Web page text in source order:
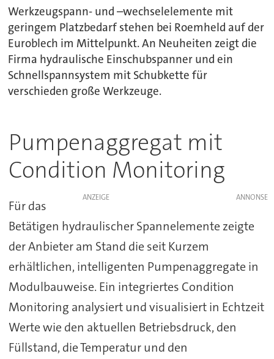
Werkzeugspann- und –wechselelemente mit
geringem Platzbedarf stehen bei Roemheld auf der
Euroblech im Mittelpunkt. An Neuheiten zeigt die
Firma hydraulische Einschubspanner und ein
Schnellspannsystem mit Schubkette für
verschieden große Werkzeuge.
Pumpenaggregat mit
Condition Monitoring
ANZEIGE
Für das
Betätigen hydraulischer Spannelemente zeigte
der Anbieter am Stand die seit Kurzem
erhältlichen, intelligenten Pumpenaggregate in
Modulbauweise. Ein integriertes Condition
Monitoring analysiert und visualisiert in Echtzeit
Werte wie den aktuellen Betriebsdruck, den
Füllstand, die Temperatur und den